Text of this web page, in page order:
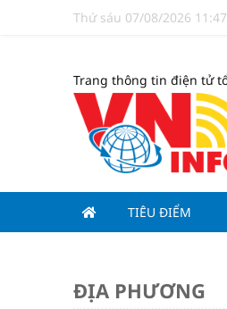
Thứ sáu 07/08/2026 11:47
Trang thông tin điện tử
TIÊU ĐIỂM
ĐỊA PHƯƠNG